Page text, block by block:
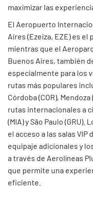
maximizar las
El Aeropuerto
Aires (Ezeiza, EZE) es
mientras que el
Buenos Aires, también
especialmente para los
rutas más populares
Córdoba (COR),
rutas internacionales a
(MIA) y São Paulo
el acceso a las salas
equipaje adicionales y
a través de Aerolíneas
que permite una
eficiente.